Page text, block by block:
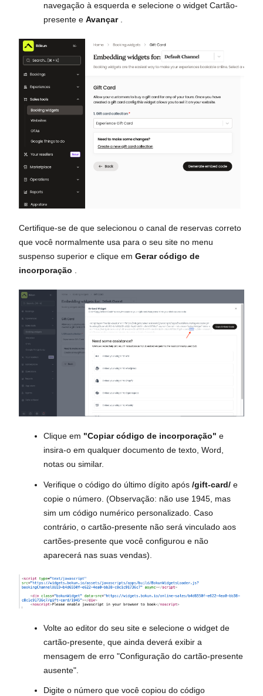
navegação à esquerda e selecione o widget Cartão-
presente e Avançar.
Certifique-se de que selecionou o canal de reservas correto
que você normalmente usa para o seu site no menu
suspenso superior e clique em Gerar código de
incorporação
Clique em "Copiar código de incorporação" e
insira-o em qualquer documento de texto, Word,
notas ou similar.
Verifique o código do último dígito após /gift-card/ e
copie o número. (Observação: não use 1945, mas
sim um código numérico personalizado. Caso
contrário, o cartão-presente não será vinculado aos
cartões-presente que você configurou e não
aparecerá nas suas vendas).
Volte ao editor do seu site e selecione o widget de
cartão-presente, que ainda deverá exibir a
mensagem de erro "Configuração do cartão-presente
ausente".
Digite o número que você copiou do código